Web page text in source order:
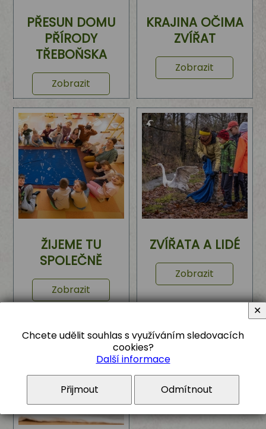
PŘESUN DOMU
PŘÍRODY
TŘEBOŇSKA
Zobrazit
KRAJINA OČIMA
ZVÍŘAT
Zobrazit
ŽIJEME TU
SPOLEČNĚ
Zobrazit
ZVÍŘATA A LIDÉ
Zobrazit
Chcete udělit souhlas s využíváním sledovacích
cookies?
Další informace
Přijmout Odmítnout
✕